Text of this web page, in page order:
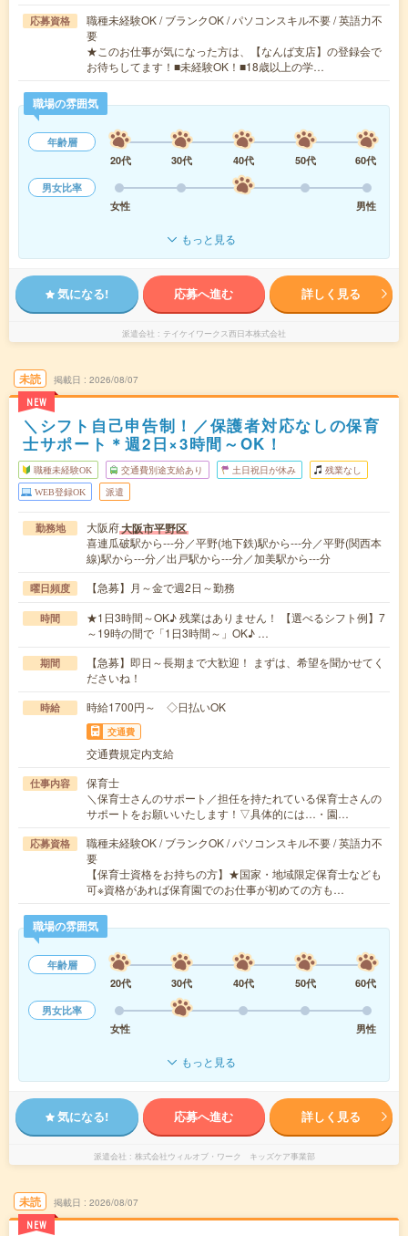
応募資格
職種未経験OK / ブランクOK / パソコンスキル不要 / 英語力不
要
★このお仕事が気になった方は、【なんば支店】の登録会で
お待ちしてます！■未経験OK！■18歳以上の学…
職場の雰囲気
年齢層
20代
30代 40代 50代
60代
男女比率
女性
男性
もっと見る
気になる! 応募へ進む 詳しく見る
派遣会社 テイケイワークス西日本株式会社
未読
NEW
掲載日 2026/08/07
＼シフト自己申告制！／保護者対応なしの保育
士サポート＊週2日×3時間～OK！
職種未経験OK 交通費別途支給あり 土日祝日が休み 残業なし
WEB登録OK 派遣
勤務地 大阪府大阪市平野区
喜連瓜破駅から---分／平野(地下鉄)駅から---分／平野(関西本
線)駅から---分／出戸駅から---分／加美駅から---分
曜日頻度 【急募】月～金で週2日～勤務
時間
★1日3時間～OK♪ 残業はありません！ 【選べるシフト例】7
～19時の間で「1日3時間～」OK♪ …
期間
【急募】即日～長期まで大歓迎！ まずは、希望を聞かせてく
ださいね！
時給 時給1700円～ ◇日払いOK
交通費
交通費規定内支給
仕事内容
保育士
＼保育士さんのサポート／担任を持たれている保育士さんの
サポートをお願いいたします！▽具体的には…・園…
応募資格
職種未経験OK / ブランクOK / パソコンスキル不要 / 英語力不
要
【保育士資格をお持ちの方】★国家・地域限定保育士なども
可※資格があれば保育園でのお仕事が初めての方も…
職場の雰囲気
年齢層
20代
30代 40代 50代
60代
男女比率
女性
男性
もっと見る
気になる! 応募へ進む 詳しく見る
派遣会社 株式会社ウィルオブ・ワーク キッズケア事業部
未読
NEW
掲載日 2026/08/07